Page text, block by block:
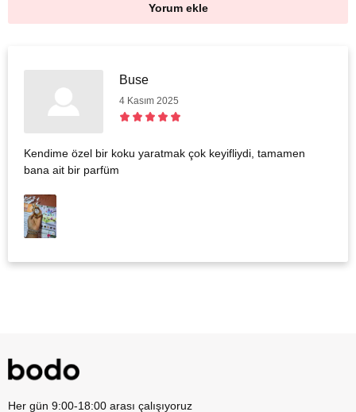
Yorum ekle
Buse
4 Kasım 2025
Kendime özel bir koku yaratmak çok keyifliydi, tamamen
bana ait bir parfüm
Her gün 9:00-18:00 arası çalışıyoruz